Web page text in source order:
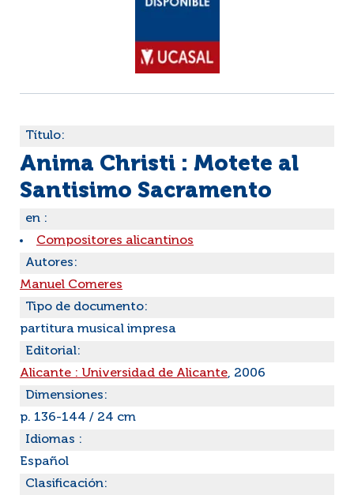
Título:
Anima Christi : Motete al
Santisimo Sacramento
en :
Compositores alicantinos
Autores:
Manuel Comeres
Tipo de documento:
partitura musical impresa
Editorial:
Alicante : Universidad de Alicante, 2006
Dimensiones:
p. 136-144 / 24 cm
Idiomas :
Español
Clasificación: